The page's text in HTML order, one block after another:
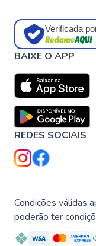
Verificada
BAIXE O APP
REDES SOCIAIS
Condições válidas
poderão ter